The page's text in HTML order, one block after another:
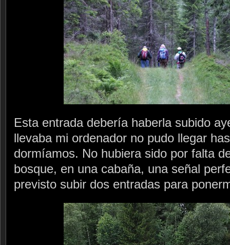
Esta entrada debería haberla subido
llevaba mi ordenador no pudo llegar
dormíamos. No hubiera sido por falta
bosque, en una cabaña, una señal
previsto subir dos entradas para